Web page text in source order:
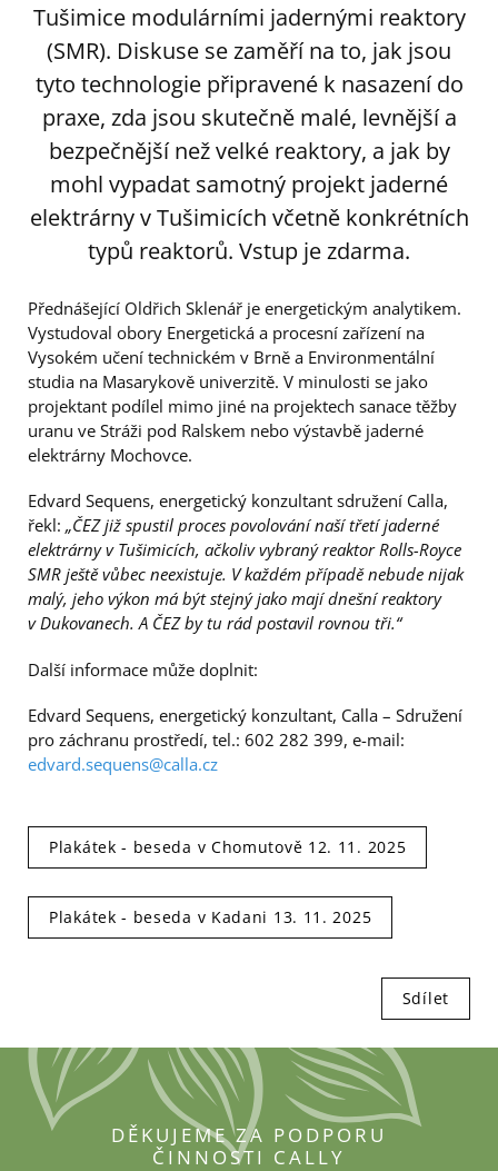
Tušimice modulárními jadernými reaktory
(SMR). Diskuse se zaměří na to, jak jsou
tyto technologie připravené k nasazení do
praxe, zda jsou skutečně malé, levnější a
bezpečnější než velké reaktory, a jak by
mohl vypadat samotný projekt jaderné
elektrárny v Tušimicích včetně konkrétních
typů reaktorů. Vstup je zdarma.
Přednášející Oldřich Sklenář je energetickým analytikem.
Vystudoval obory Energetická a procesní zařízení na
Vysokém učení technickém v Brně a Environmentální
studia na Masarykově univerzitě. V minulosti se jako
projektant podílel mimo jiné na projektech sanace těžby
uranu ve Stráži pod Ralskem nebo výstavbě jaderné
elektrárny Mochovce.
Edvard Sequens, energetický konzultant sdružení Calla,
řekl: „ČEZ již spustil proces povolování naší třetí jaderné
elektrárny v Tušimicích, ačkoliv vybraný reaktor Rolls-Royce
SMR ještě vůbec neexistuje. V každém případě nebude nijak
malý, jeho výkon má být stejný jako mají dnešní reaktory
v Dukovanech. A ČEZ by tu rád postavil rovnou tři.“
Další informace může doplnit:
Edvard Sequens, energetický konzultant, Calla – Sdružení
pro záchranu prostředí, tel.: 602 282 399, e-mail:
edvard.sequens@calla.cz
Plakátek - beseda v Chomutově 12. 11. 2025
Plakátek - beseda v Kadani 13. 11. 2025
Sdílet
DĚKUJEME ZA PODPORU
ČINNOSTI CALLY